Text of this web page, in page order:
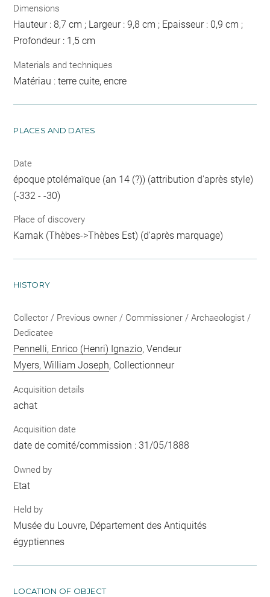
Dimensions
Hauteur : 8,7 cm ; Largeur : 9,8 cm ; Epaisseur : 0,9 cm ;
Profondeur : 1,5 cm
Materials and techniques
Matériau : terre cuite, encre
PLACES AND DATES
Date
époque ptolémaïque (an 14 (?)) (attribution d'après style)
(-332 - -30)
Place of discovery
Karnak (Thèbes->Thèbes Est) (d'après marquage)
HISTORY
Collector / Previous owner / Commissioner / Archaeologist /
Dedicatee
Pennelli, Enrico (Henri) Ignazio, Vendeur
Myers, William Joseph, Collectionneur
Acquisition details
achat
Acquisition date
date de comité/commission : 31/05/1888
Owned by
Etat
Held by
Musée du Louvre, Département des Antiquités
égyptiennes
LOCATION OF OBJECT